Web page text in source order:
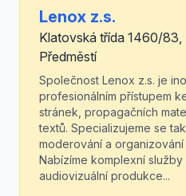
Lenox z.s.
Klatovská třída 1460/83,
Předměstí
Společnost Lenox z.s. je
profesionálním přístupem
stránek, propagačních
textů. Specializujeme se
moderování a organizování
Nabízíme komplexní
audiovizuální produkce...